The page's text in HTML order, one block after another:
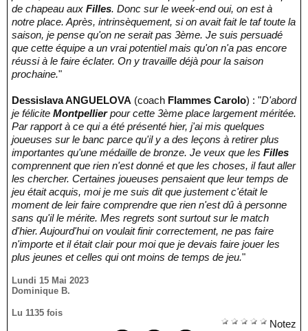
de chapeau aux Filles. Donc sur le week-end oui, on est à
notre place. Après, intrinsèquement, si on avait fait le taf toute la
saison, je pense qu'on ne serait pas 3ème. Je suis persuadé
que cette équipe a un vrai potentiel mais qu'on n'a pas encore
réussi à le faire éclater. On y travaille déjà pour la saison
prochaine."
Dessislava ANGUELOVA (coach Flammes Carolo) : "D'abord
je félicite Montpellierpour cette 3ème place largement méritée.
Par rapport à ce qui a été présenté hier, j'ai mis quelques
joueuses sur le banc parce qu'il y a des leçons à retirer plus
importantes qu'une médaille de bronze. Je veux que les Filles
comprennent que rien n'est donné et que les choses, il faut aller
les chercher. Certaines joueuses pensaient que leur temps de
jeu était acquis, moi je me suis dit que justement c'était le
moment de leir faire comprendre que rien n'est dû à personne
sans qu'il le mérite. Mes regrets sont surtout sur le match
d'hier. Aujourd'hui on voulait finir correctement, ne pas faire
n'importe et il était clair pour moi que je devais faire jouer les
plus jeunes et celles qui ont moins de temps de jeu."
Lundi 15 Mai 2023
Dominique B.
Lu 1135 fois
Notez